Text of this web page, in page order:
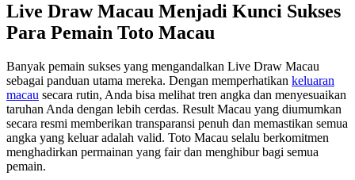
Live Draw Macau Menjadi Kunci Sukses
Para Pemain Toto Macau
Banyak pemain sukses yang mengandalkan Live Draw Macau
sebagai panduan utama mereka. Dengan memperhatikan keluaran
macau secara rutin, Anda bisa melihat tren angka dan menyesuaikan
taruhan Anda dengan lebih cerdas. Result Macau yang diumumkan
secara resmi memberikan transparansi penuh dan memastikan semua
angka yang keluar adalah valid. Toto Macau selalu berkomitmen
menghadirkan permainan yang fair dan menghibur bagi semua
pemain.